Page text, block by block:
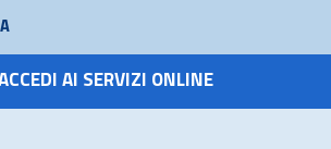
AI SERVIZI ONLINE